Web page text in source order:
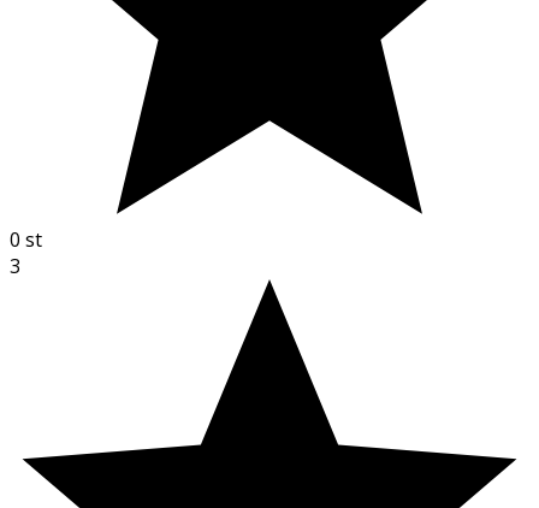
0 st
3